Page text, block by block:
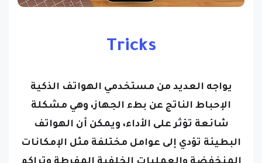
Tricks
يواجه العديد من مستخدمي الهواتف الذكية
الإحباط الناتج عن بطء الجهاز، وهي مشكلة
شائعة تؤثر على الأداء، ويمكن أن الهواتف
البطيئة تؤدي إلى عوامل مختلفة مثل الإمكانات